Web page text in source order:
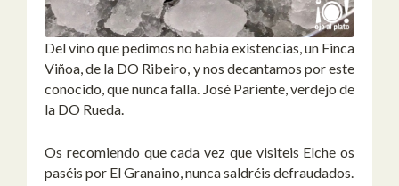
Del vino que pedimos no había existencias, un Finca
Viñoa, de la DO Ribeiro, y nos decantamos por este
conocido, que nunca falla. José Pariente, verdejo de
la DO Rueda.
Os recomiendo que cada vez que visiteis Elche os
paséis por El Granaino, nunca saldréis defraudados.